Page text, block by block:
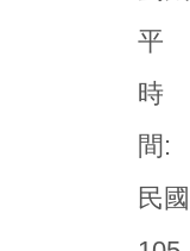
平
時
間:
民國